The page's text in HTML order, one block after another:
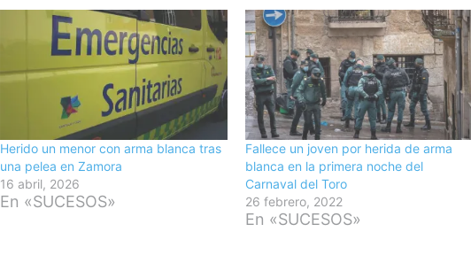
Herido un menor con arma blanca tras
una pelea en Zamora
16 abril, 2026
En «SUCESOS»
Fallece un joven por herida de arma
blanca en la primera noche del
Carnaval del Toro
26 febrero, 2022
En «SUCESOS»